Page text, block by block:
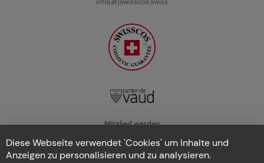
Mitglied werden
Kontakt
Diese Webseite verwendet 'Cookies' um Inhalte und
Anzeigen zu personalisieren und zu analysieren.